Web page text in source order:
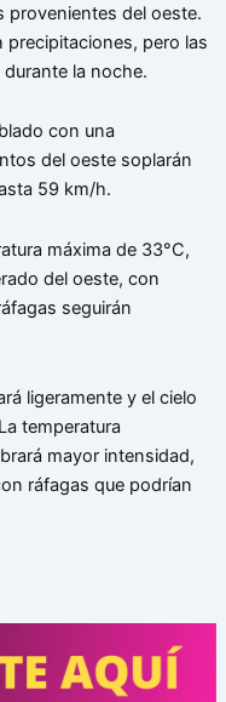
provenientes del oeste.
precipitaciones, pero las
la noche.
con una
del oeste soplarán
59 km/h.
máxima de 33°C,
del oeste, con
seguirán
ligeramente y el cielo
temperatura
mayor intensidad,
ráfagas que podrían